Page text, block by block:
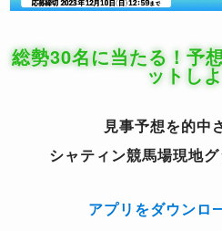
総勢30名に当たる！予
ットし
見事予想を的中
シャティン競馬場現地
アプリをダウンロ